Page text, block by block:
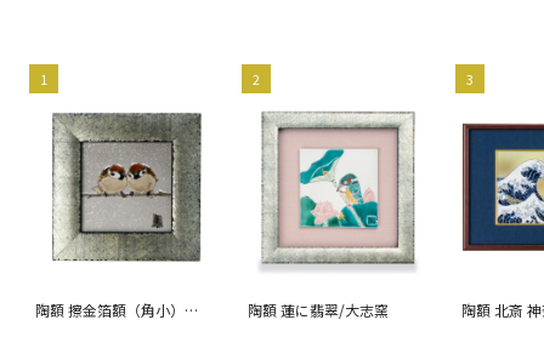
1
陶額 擦金箔額（角小）雪
2
陶額 蓮に翡翠/大志窯
3
陶額 北斎